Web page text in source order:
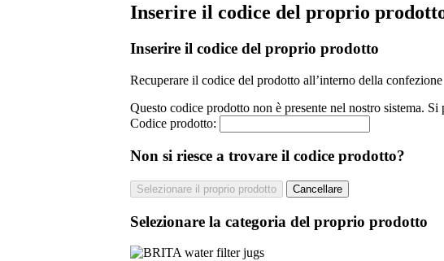
Inserire il codice del proprio
Inserire il codice del proprio prodotto
Recuperare il codice del prodotto all’interno della confezione
Questo codice prodotto non è presente nel nostro sistema.
Codice prodotto:
Non si riesce a trovare il codice prodotto?
Selezionare il proprio prodotto Cancellare
Selezionare la categoria del proprio prodotto